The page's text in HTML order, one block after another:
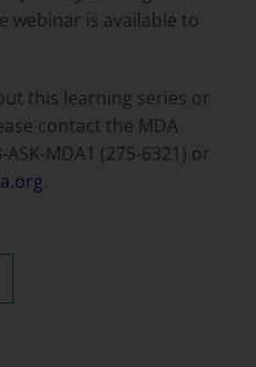
webinar is available to
this learning series or
contact the MDA
MDA1 (275-6321) or
.